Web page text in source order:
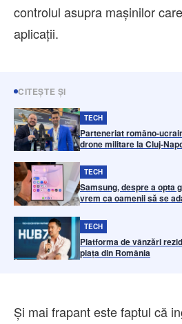
controlul asupra mașinilor
aplicații.
CITEȘTE ȘI
TECH
Parteneriat româno-
drone militare la Cluj-
TECH
Samsung, despre a opta
vrem ca oamenii să se
trăiesc
TECH
Platforma de vânzări
piața din România
Și mai frapant este faptul că